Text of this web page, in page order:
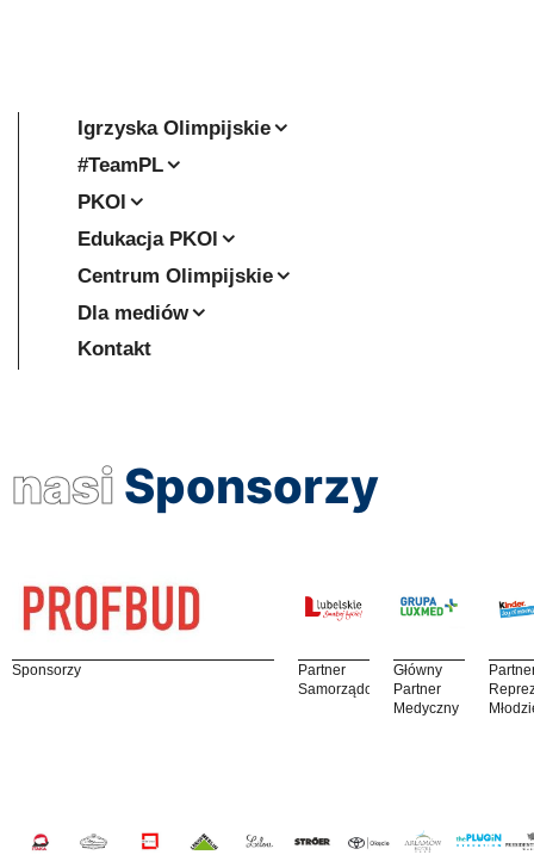
Igrzyska Olimpijskie
#TeamPL
PKOl
Edukacja PKOl
Centrum Olimpijskie
Dla mediów
Kontakt
nasi Sponsorzy
Sponsorzy
Partner
Samorządowy
Główny
Partner
Medyczny